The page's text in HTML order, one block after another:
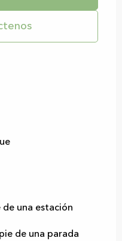
una estación
de una parada